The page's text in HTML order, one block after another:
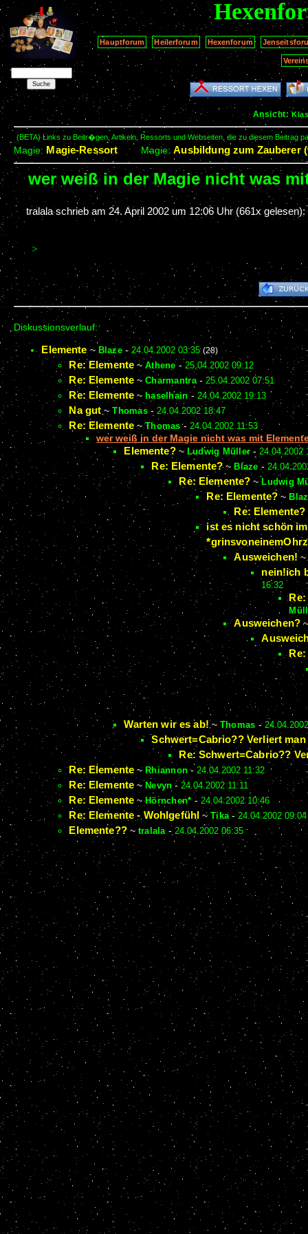
Hauptforum Heilerforum Hexenforum
Ansicht:
(BETA) Links zu Beitr�gen, Artikeln, Ressorts und Webseiten, die zu diesem Beitrag
Magie: Magie-Ressort Magie:Ausbildung zum Zauberer
wer weiß in der Magie nicht was
tralala schrieb am24. April 2002 um 12:06 Uhr(661x gelesen):
>
Diskussionsverlauf:
Elemente ~ Blaze-24.04.2002 03:35 (28)
Re: Elemente ~Athene- 25.04.2002 09:12
Re: Elemente ~Charmantra- 25.04.2002 07:51
Re: Elemente ~ haselhain - 24.04.2002 19:13
Na gut ~Thomas-24.04.2002 18:47
Re: Elemente ~Thomas - 24.04.2002 11:53
wer weiß in der Magie nicht was mit
Elemente?~ Ludwig Müller - 24.04.2002
Re: Elemente?~ Blaze -
Re: Elemente? ~Ludwig
Re: Elemente?~
Re: Elemente?
ist es nicht schön
Ausweichen!
nein!ich
16:32
Ausweichen?
Warten wir es ab! ~ Thomas -
Schwert=Cabrio?? Verliert
Re: Schwert=Cabrio??
Re: Elemente ~ Rhiannon - 24.04.2002 11:32
Re: Elemente ~ Nevyn - 24.04.2002 11:11
Re: Elemente ~Hörnchen* -24.04.2002 10:46
Re: Elemente - Wohlgefühl ~Tika - 24.04.2002 09:04
Elemente??~ tralala - 24.04.2002 06:35